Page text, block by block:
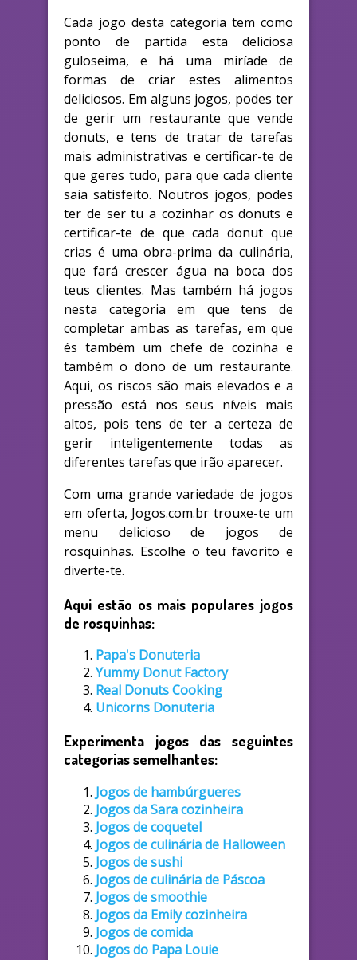
Cada jogo desta categoria tem como
ponto de partida esta deliciosa
guloseima, e há uma miríade de
formas de criar estes alimentos
deliciosos. Em alguns jogos, podes ter
de gerir um restaurante que vende
donuts, e tens de tratar de tarefas
mais administrativas e certificar-te de
que geres tudo, para que cada cliente
saia satisfeito. Noutros jogos, podes
ter de ser tu a cozinhar os donuts e
certificar-te de que cada donut que
crias é uma obra-prima da culinária,
que fará crescer água na boca dos
teus clientes. Mas também há jogos
nesta categoria em que tens de
completar ambas as tarefas, em que
és também um chefe de cozinha e
também o dono de um restaurante.
Aqui, os riscos são mais elevados e a
pressão está nos seus níveis mais
altos, pois tens de ter a certeza de
gerir inteligentemente todas as
diferentes tarefas que irão aparecer.
Com uma grande variedade de jogos
em oferta, Jogos.com.br trouxe-te um
menu delicioso de jogos de
rosquinhas. Escolhe o teu favorito e
diverte-te.
Aqui estão os mais populares jogos
de rosquinhas:
Papa's Donuteria
Yummy Donut Factory
Real Donuts Cooking
Unicorns Donuteria
Experimenta jogos das seguintes
categorias semelhantes:
Jogos de hambúrgueres
Jogos da Sara cozinheira
Jogos de coquetel
Jogos de culinária de Halloween
Jogos de sushi
Jogos de culinária de Páscoa
Jogos de smoothie
Jogos da Emily cozinheira
Jogos de comida
Jogos do Papa Louie